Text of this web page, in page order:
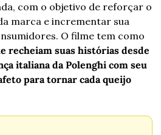
com o objetivo de reforçar o
marca e incrementar sua
O filme tem como
recheiam suas histórias desde
italiana da Polenghi com seu
para tornar cada queijo